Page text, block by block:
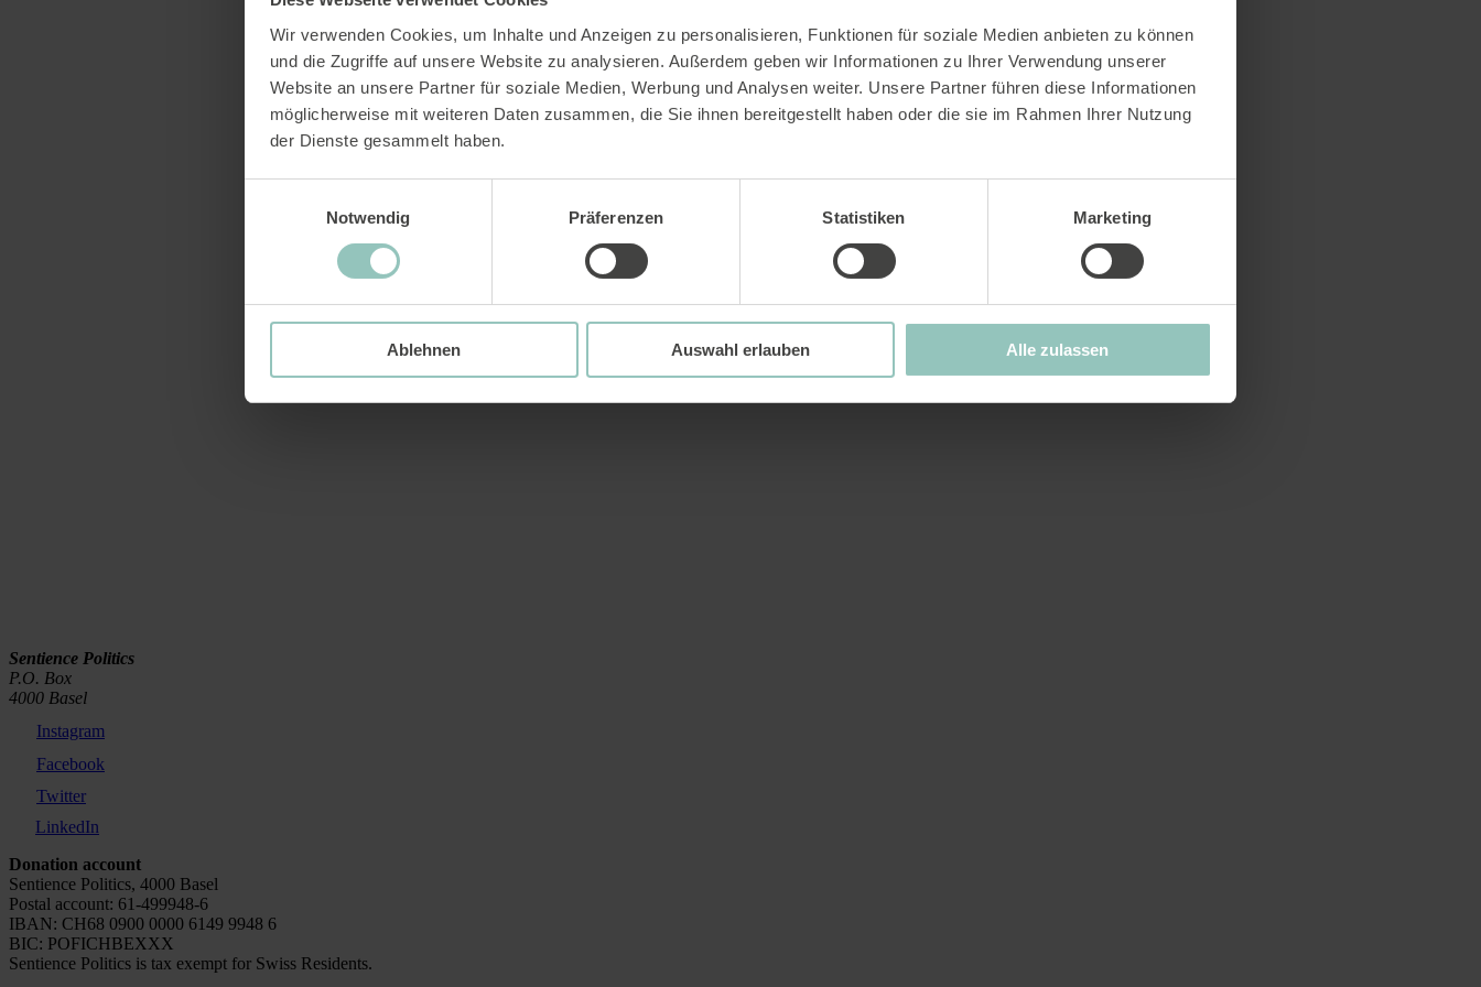
Wir verwenden Cookies, um Inhalte und Anzeigen zu personalisieren, Funktionen für soziale Medien anbieten zu können
und die Zugriffe auf unsere Website zu analysieren. Außerdem geben wir Informationen zu Ihrer Verwendung unserer
Website an unsere Partner für soziale Medien, Werbung und Analysen weiter. Unsere Partner führen diese Informationen
möglicherweise mit weiteren Daten zusammen, die Sie ihnen bereitgestellt haben oder die sie im Rahmen Ihrer Nutzung
der Dienste gesammelt haben.
Notwendig
Präferenzen Statistiken Marketing
Ablehnen Auswahl erlauben Alle zulassen
Sentience Politics
P.O. Box
4000 Basel
Instagram
Facebook
Twitter
LinkedIn
Donation account
Sentience Politics, 4000 Basel
Postal account: 61-499948-6
IBAN: CH68 0900 0000 6149 9948 6
BIC: POFICHBEXXX
Sentience Politics is tax exempt for Swiss Residents.